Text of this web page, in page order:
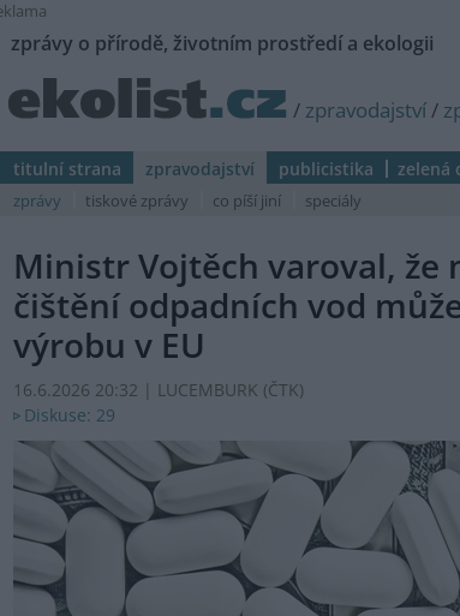
zprávy o přírodě, životním prostředí a ekologii
/ zpravodajství/
titulní strana zpravodajství publicistika zelená
zprávy tiskové zprávy co píší jiní speciály
Ministr Vojtěch varoval, že
čištění odpadních vod
výrobu v EU
16.6.2026 20:32 | LUCEMBURK (ČTK)
Diskuse: 29